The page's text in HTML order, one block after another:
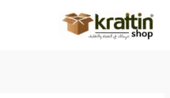
تخطي